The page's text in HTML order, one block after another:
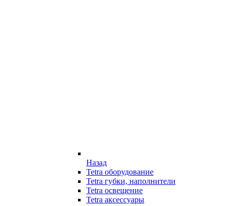
Назад
Tetra оборудование
Tetra губки, наполнители
Tetra освещение
Tetra аксессуары